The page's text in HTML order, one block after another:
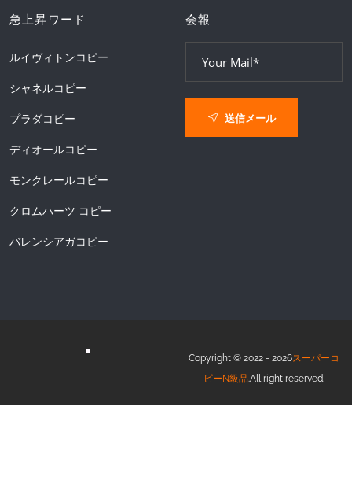
急上昇ワード
ルイヴィトンコピー
シャネルコピー
プラダコピー
ディオールコピー
モンクレールコピー
クロムハーツ コピー
バレンシアガコピー
会報
送信メール
Copyright © 2022 - 2026スーパーコ
ピーN級品 .All right reserved.